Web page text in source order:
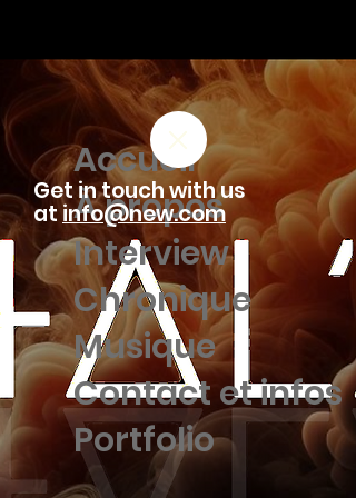
Accueil
À propos
Interview
Chronique
Musique
Contact et infos
Portfolio
Get in touch with us
atinfo@new.com